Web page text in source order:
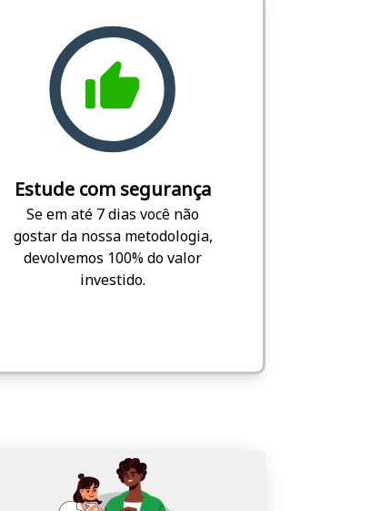
Estude com segurança
Se em até 7 dias você não
gostar da nossa metodologia,
devolvemos 100% do valor
investido.